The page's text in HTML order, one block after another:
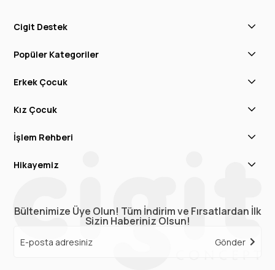
Cigit Destek
Popüler Kategoriler
Erkek Çocuk
Kız Çocuk
İşlem Rehberi
Hikayemiz
Bültenimize Üye Olun! Tüm İndirim ve Fırsatlardan İlk
Sizin Haberiniz Olsun!
Gönder